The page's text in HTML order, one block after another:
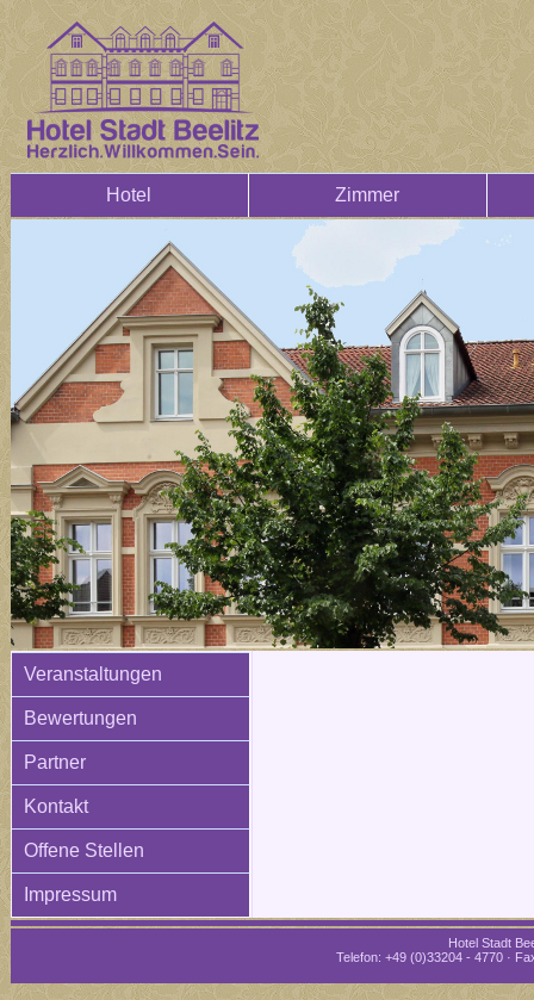
Hotel Zimmer
Veranstaltungen
Bewertungen
Partner
Kontakt
Offene Stellen
Impressum
Hotel Stadt
Telefon: +49 (0)33204 - 4770 ·